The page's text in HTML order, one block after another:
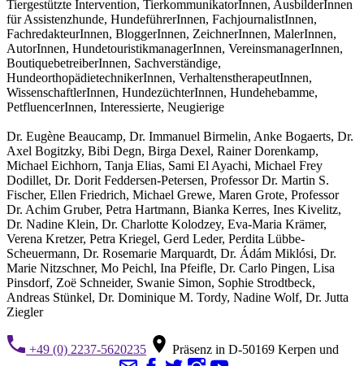
Tiergestützte Intervention, TierkommunikatorInnen, AusbilderInnen
für Assistenzhunde, HundeführerInnen, FachjournalistInnen,
FachredakteurInnen, BloggerInnen, ZeichnerInnen, MalerInnen,
AutorInnen, HundetouristikmanagerInnen, VereinsmanagerInnen,
BoutiquebetreiberInnen, Sachverständige,
HundeorthopädietechnikerInnen, VerhaltenstherapeutInnen,
WissenschaftlerInnen, HundezüchterInnen, Hundehebamme,
PetfluencerInnen, Interessierte, Neugierige
Dr. Eugène Beaucamp, Dr. Immanuel Birmelin, Anke Bogaerts, Dr.
Axel Bogitzky, Bibi Degn, Birga Dexel, Rainer Dorenkamp,
Michael Eichhorn, Tanja Elias, Sami El Ayachi, Michael Frey
Dodillet, Dr. Dorit Feddersen-Petersen, Professor Dr. Martin S.
Fischer, Ellen Friedrich, Michael Grewe, Maren Grote, Professor
Dr. Achim Gruber, Petra Hartmann, Bianka Kerres, Ines Kivelitz,
Dr. Nadine Klein, Dr. Charlotte Kolodzey, Eva-Maria Krämer,
Verena Kretzer, Petra Kriegel, Gerd Leder, Perdita Lübbe-
Scheuermann, Dr. Rosemarie Marquardt, Dr. Ádám Miklósi, Dr.
Marie Nitzschner, Mo Peichl, Ina Pfeifle, Dr. Carlo Pingen, Lisa
Pinsdorf, Zoë Schneider, Swanie Simon, Sophie Strodtbeck,
Andreas Stünkel, Dr. Dominique M. Tordy, Nadine Wolf, Dr. Jutta
Ziegler
+49 (0) 2237-5620235
Präsenz in D-50169 Kerpen und